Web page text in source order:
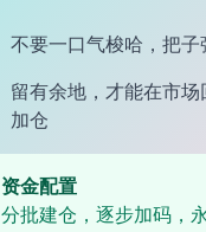
不要一口气梭哈，把子
留有余地，才能在市场
加仓
资金配置
分批建仓，逐步加码，